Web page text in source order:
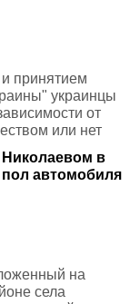
принятием
украинцы
от
или нет
Николаевом в
автомобиля
на
села